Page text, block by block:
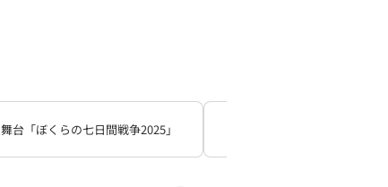
舞台「ぼくらの七日間戦争2025」